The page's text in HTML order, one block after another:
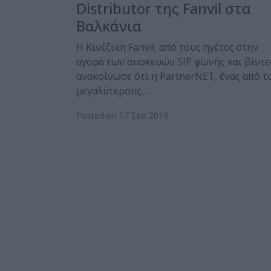
Distributor της Fanvil στα
Βαλκάνια
Η Κινέζικη Fanvil, από τους ηγέτες στην
αγορά των συσκευών SIP φωνής και
ανακοίνωσε ότι η PartnerNET, ένας από
μεγαλύτερους…
Posted on 17 Σεπ 2019